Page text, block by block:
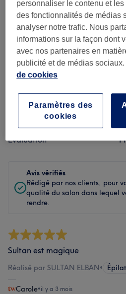
Propreté
Personnel
Soin de
Toutes les
Évaluation
Avis vérifiés
Rédigé par nos clients, pour
qualité du salon dans lequel
rendre.
Sultan est magique
Réalisé par SULTAN ELBAN•
Carole•il y a 3 mois
personnaliser le contenu et
des fonctionnalités de médias
analyser notre trafic. Nous
informations sur la façon dont
avec nos partenaires en
publicité et de médias sociaux.
de cookies
Paramètres des
cookies